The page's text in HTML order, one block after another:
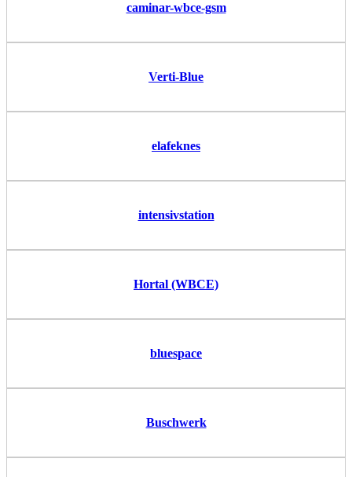
caminar-wbce-gsm
Verti-Blue
elafeknes
intensivstation
Hortal (WBCE)
bluespace
Buschwerk